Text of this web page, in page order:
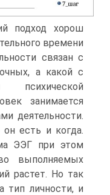
подход хорош
времени
связан с
а какой с
психической
занимается
деятельности.
есть и когда.
ЭЭГ при этом
выполняемых
растет. Но так
тип личности, и